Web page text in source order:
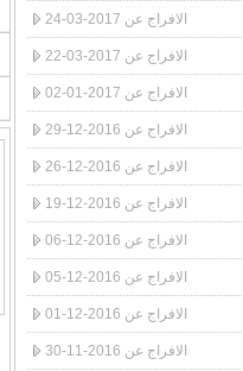
الافراج عن 2017-03-24
الافراج عن 2017-03-22
الافراج عن 2017-01-02
الافراج عن 2016-12-29
الافراج عن 2016-12-26
الافراج عن 2016-12-19
الافراج عن 2016-12-06
الافراج عن 2016-12-05
الافراج عن 2016-12-01
الافراج عن 2016-11-30